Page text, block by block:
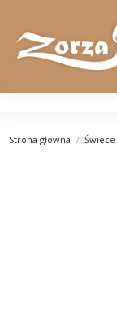
Strona główna Świece